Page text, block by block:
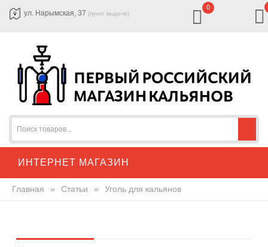
ул. Нарымская, 37 (пункт выдачи)
0
ИНТЕРНЕТ МАГАЗИН
Главная » Статьи » Уголь для кальянов